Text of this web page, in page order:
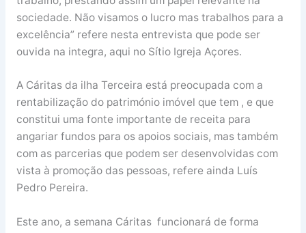
sociedade. Não visamos o lucro mas trabalhos para a
excelência” refere nesta entrevista que pode ser
ouvida na integra, aqui no Sítio Igreja Açores.
A Cáritas da ilha Terceira está preocupada com a
rentabilização do património imóvel que tem , e que
constitui uma fonte importante de receita para
angariar fundos para os apoios sociais, mas também
com as parcerias que podem ser desenvolvidas com
vista à promoção das pessoas, refere ainda Luís
Pedro Pereira.
Este ano, a semana Cáritas funcionará de forma